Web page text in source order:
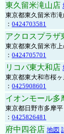
東久留米滝山店
東京都東久留米市
： 0424703581
アクロスプラザ
東京都東久留米市
： 0424705701
リコパ東大和店
東京都東大和市桜
： 0425908601
イオンモール多
東京都日野市多摩
： 0425826481
府中四谷店 地図